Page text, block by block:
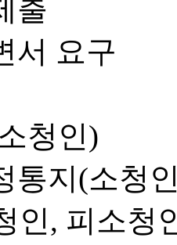
출
서 요구
청인)
통지(소청
인, 피소청